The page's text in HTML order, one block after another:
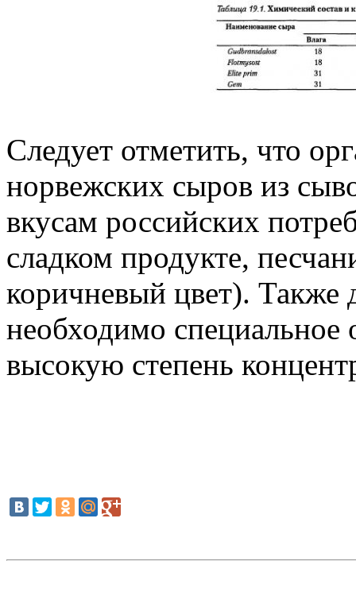
Следует отметить, что
норвежских сыров из
вкусам российских
сладком продукте,
коричневый цвет). Также
необходимо специальное
высокую степень